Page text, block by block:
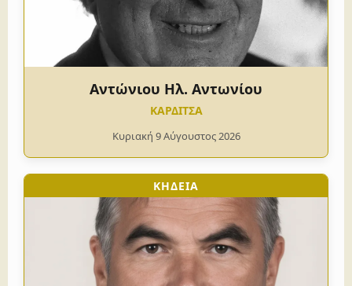
Αντώνιου Ηλ. Αντωνίου
ΚΑΡΔΙΤΣΑ
Κυριακή 9 Αύγουστος 2026
ΚΗΔΕΙΑ